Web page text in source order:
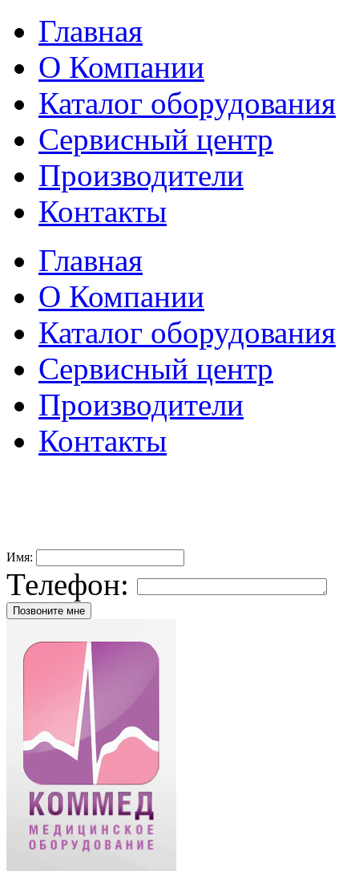
Главная
О Компании
Каталог оборудования
Сервисный центр
Производители
Контакты
Главная
О Компании
Каталог оборудования
Сервисный центр
Производители
Контакты
Имя:
Телефон: